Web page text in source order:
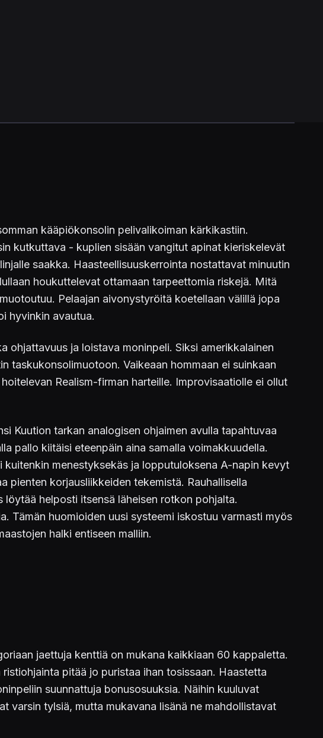
kääpiökonsolin pelivalikoiman kärkikastiin.
kutkuttava - kuplien sisään vangitut apinat kieriskelevät
saakka. Haasteellisuuskerrointa nostattavat minuutin
houkuttelevat ottamaan tarpeettomia riskejä. Mitä
Pelaajan aivonystyröitä koetellaan välillä jopa
hyvinkin avautua.
ohjattavuus ja loistava moninpeli. Siksi amerikkalainen
taskukonsolimuotoon. Vaikeaan hommaan ei suinkaan
Realism-firman harteille. Improvisaatiolle ei ollut
Kuution tarkan analogisen ohjaimen avulla tapahtuvaa
pallo kiitäisi eteenpäin aina samalla voimakkuudella.
menestyksekäs ja lopputuloksena A-napin kevyt
pienten korjausliikkeiden tekemistä. Rauhallisella
helposti itsensä läheisen rotkon pohjalta.
Tämän huomioiden uusi systeemi iskostuu varmasti myös
halki entiseen malliin.
jaettuja kenttiä on mukana kaikkiaan 60 kappaletta.
pitää jo puristaa ihan tosissaan. Haastetta
suunnattuja bonusosuuksia. Näihin kuuluvat
varsin tylsiä, mutta mukavana lisänä ne mahdollistavat